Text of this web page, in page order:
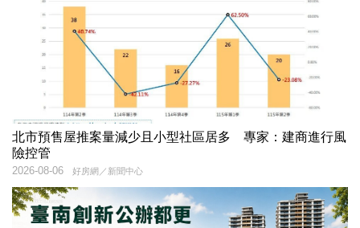
北市預售屋推案量減少且小型社區居多 專家：建商進行風
險控管
好房網／新聞中心
2026-08-06